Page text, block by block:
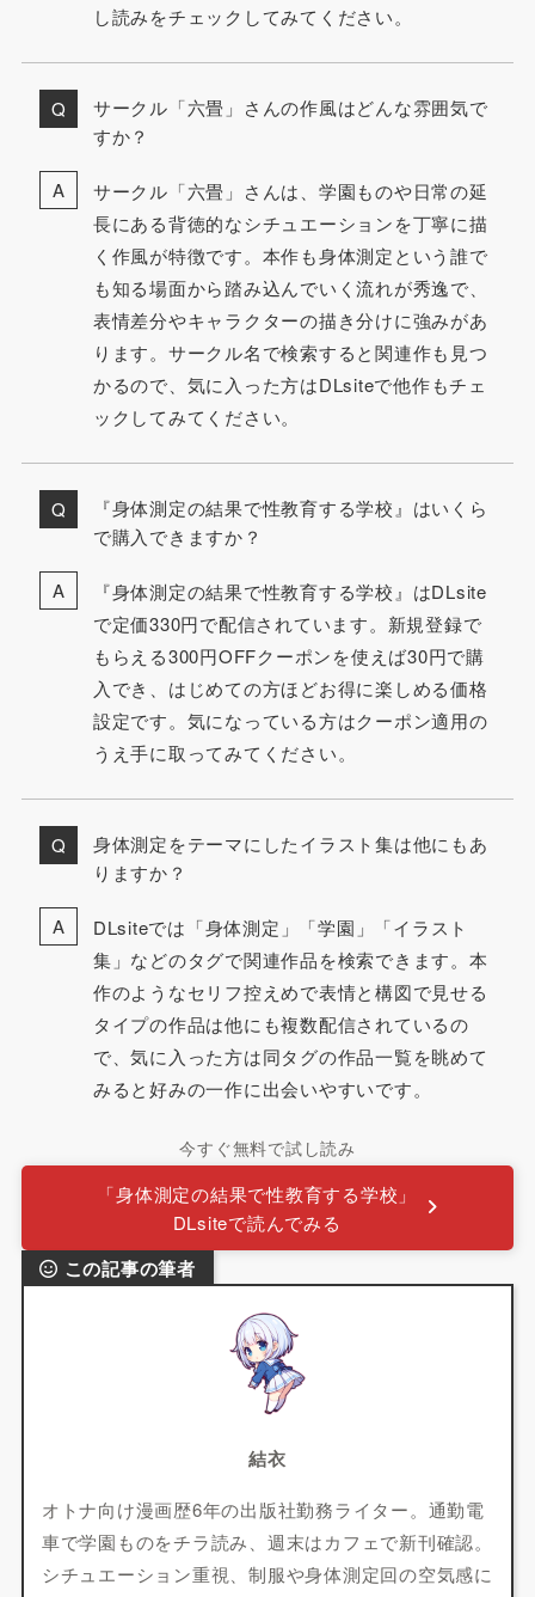
し読みをチェックしてみてください。
サークル「六畳」さんの作風はどんな雰囲気で
すか？
サークル「六畳」さんは、学園ものや日常の延
長にある背徳的なシチュエーションを丁寧に描
く作風が特徴です。本作も身体測定という誰で
も知る場面から踏み込んでいく流れが秀逸で、
表情差分やキャラクターの描き分けに強みがあ
ります。サークル名で検索すると関連作も見つ
かるので、気に入った方はDLsiteで他作もチェ
ックしてみてください。
『身体測定の結果で性教育する学校』はいくら
で購入できますか？
『身体測定の結果で性教育する学校』はDLsite
で定価330円で配信されています。新規登録で
もらえる300円OFFクーポンを使えば30円で購
入でき、はじめての方ほどお得に楽しめる価格
設定です。気になっている方はクーポン適用の
うえ手に取ってみてください。
身体測定をテーマにしたイラスト集は他にもあ
りますか？
DLsiteでは「身体測定」「学園」「イラスト
集」などのタグで関連作品を検索できます。本
作のようなセリフ控えめで表情と構図で見せる
タイプの作品は他にも複数配信されているの
で、気に入った方は同タグの作品一覧を眺めて
みると好みの一作に出会いやすいです。
今すぐ無料で試し読み
「身体測定の結果で性教育する学校」
DLsiteで読んでみる
この記事の筆者
結衣
オトナ向け漫画歴6年の出版社勤務ライター。通勤電
車で学園ものをチラ読み、週末はカフェで新刊確認。
シチュエーション重視、制服や身体測定回の空気感に